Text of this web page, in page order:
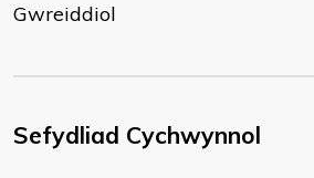
Gwreiddiol
Sefydliad Cychwynnol